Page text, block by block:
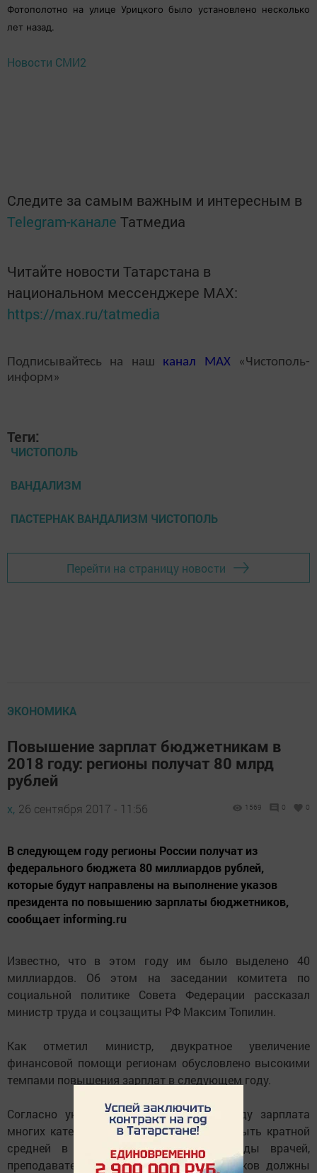
Фотополотно на улице Урицкого было установлено несколько
лет назад.
Новости СМИ2
Следите за самым важным и интересным в
Telegram-канале Татмедиа
Читайте новости Татарстана в
национальном мессенджере MАХ:
https://max.ru/tatmedia
Подписывайтесь на наш канал MAX«Чистополь-
информ»
Теги:
ЧИСТОПОЛЬ
ВАНДАЛИЗМ
ПАСТЕРНАК ВАНДАЛИЗМ ЧИСТОПОЛЬ
Перейти на страницу новости
ЭКОНОМИКА
Повышение зарплат бюджетникам в
2018 году: регионы получат 80 млрд
рублей
х, 26 сентября 2017 - 11:56 1569 0 0
В следующем году регионы России получат из
федерального бюджета 80 миллиардов рублей,
которые будут направлены на выполнение указов
президента по повышению зарплаты бюджетников,
сообщает informing.ru
Известно, что в этом году им было выделено 40
миллиардов. Об этом на заседании комитета по
социальной политике Совета Федерации рассказал
министр труда и соцзащиты РФ Максим Топилин.
Как отметил министр, двукратное увеличение
финансовой помощи регионам обусловлено высокими
темпами повышения зарплат в следующем году.
Согласно указам президента, в 2018 году зарплата
многих категорий бюджетников должна быть кратной
средней в регионе. В частности, оклады врачей,
преподавателей вузов, научных сотрудников должны